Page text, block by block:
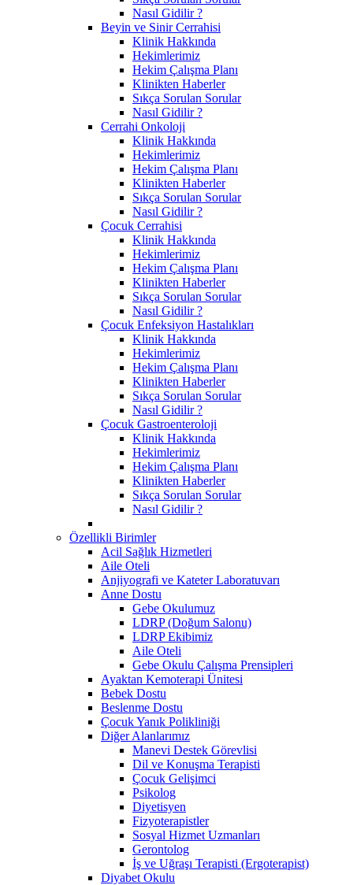
Nasıl Gidilir ?
Beyin ve Sinir Cerrahisi
Klinik Hakkında
Hekimlerimiz
Hekim Çalışma Planı
Klinikten Haberler
Sıkça Sorulan Sorular
Nasıl Gidilir ?
Cerrahi Onkoloji
Klinik Hakkında
Hekimlerimiz
Hekim Çalışma Planı
Klinikten Haberler
Sıkça Sorulan Sorular
Nasıl Gidilir ?
Çocuk Cerrahisi
Klinik Hakkında
Hekimlerimiz
Hekim Çalışma Planı
Klinikten Haberler
Sıkça Sorulan Sorular
Nasıl Gidilir ?
Çocuk Enfeksiyon Hastalıkları
Klinik Hakkında
Hekimlerimiz
Hekim Çalışma Planı
Klinikten Haberler
Sıkça Sorulan Sorular
Nasıl Gidilir ?
Çocuk Gastroenteroloji
Klinik Hakkında
Hekimlerimiz
Hekim Çalışma Planı
Klinikten Haberler
Sıkça Sorulan Sorular
Nasıl Gidilir ?
Özellikli Birimler
Acil Sağlık Hizmetleri
Aile Oteli
Anjiyografi ve Kateter Laboratuvarı
Anne Dostu
​Gebe Okulumuz
LDRP (Doğum Salonu)
LDRP Ekibimiz
Aile Oteli
Gebe Okulu Çalışma Prensipleri
Ayaktan Kemoterapi Ünitesi
Bebek Dostu
Beslenme Dostu
Çocuk Yanık Polikliniği
Diğer Alanlarımız
Manevi Destek Görevlisi
Dil ve Konuşma Terapisti
Çocuk Gelişimci
Psikolog
Diyetisyen
Fizyoterapistler
Sosyal Hizmet Uzmanları
Gerontolog
İş ve Uğraşı Terapisti (Ergoterapist)
Diyabet Okulu